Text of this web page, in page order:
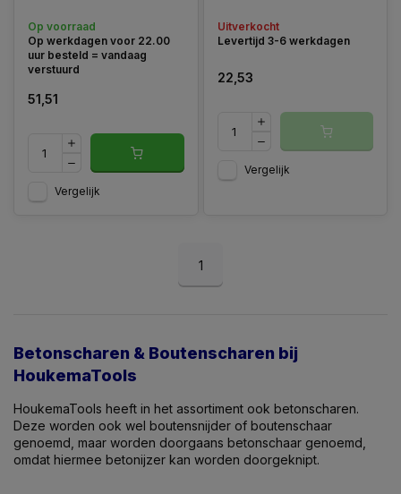
overbrengingsverhouding,
stelen van stalen buis met
kunststof grepen.
Op voorraad
Op werkdagen voor 22.00
uur besteld = vandaag
verstuurd
51,51
Vergelijk
bevestigingsmateriaal.
Uitverkocht
Levertijd 3-6 werkdagen
22,53
Vergelijk
1
Betonscharen & Boutenscharen bij
HoukemaTools
HoukemaTools heeft in het assortiment ook betonscharen.
Deze worden ook wel boutensnijder of boutenschaar
genoemd, maar worden doorgaans betonschaar genoemd,
omdat hiermee betonijzer kan worden doorgeknipt.